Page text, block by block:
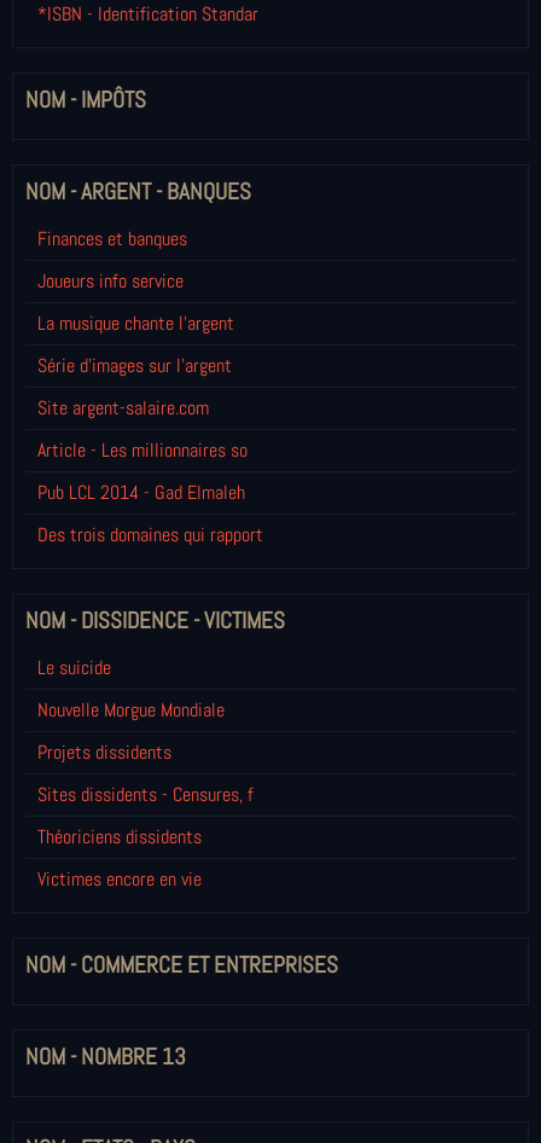
*ISBN - Identification Standar
NOM - IMPÔTS
NOM - ARGENT - BANQUES
Finances et banques
Joueurs info service
La musique chante l'argent
Série d'images sur l'argent
Site argent-salaire.com
Article - Les millionnaires so
Pub LCL 2014 - Gad Elmaleh
Des trois domaines qui rapport
NOM - DISSIDENCE - VICTIMES
Le suicide
Nouvelle Morgue Mondiale
Projets dissidents
Sites dissidents - Censures, f
Théoriciens dissidents
Victimes encore en vie
NOM - COMMERCE ET ENTREPRISES
NOM - NOMBRE 13